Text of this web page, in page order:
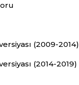
(2009-2014)
(2014-2019)